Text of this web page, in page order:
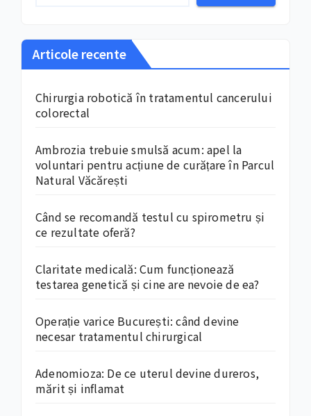
Articole recente
Chirurgia robotică în tratamentul cancerului
colorectal
Ambrozia trebuie smulsă acum: apel la
voluntari pentru acțiune de curățare în Parcul
Natural Văcărești
Când se recomandă testul cu spirometru și
ce rezultate oferă?
Claritate medicală: Cum funcționează
testarea genetică și cine are nevoie de ea?
Operație varice București: când devine
necesar tratamentul chirurgical
Adenomioza: De ce uterul devine dureros,
mărit și inflamat